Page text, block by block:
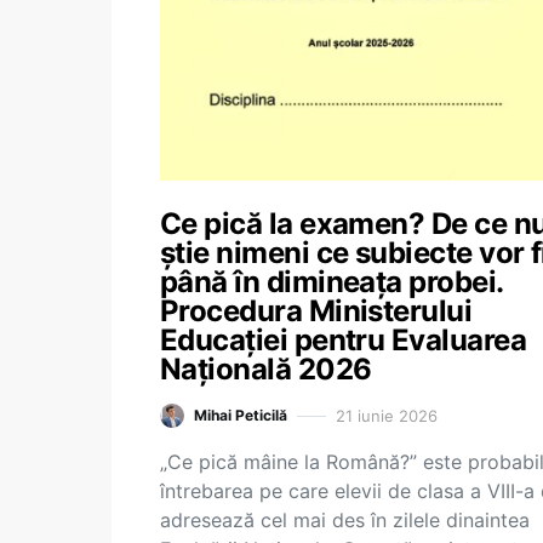
Ce pică la examen? De ce
știe nimeni ce subiecte vor
până în dimineața probei.
Procedura Ministerului
Educației pentru Evaluarea
Națională 2026
Mihai Peticilă 21 iunie 2026
„Ce pică mâine la Română?” este probabil
întrebarea pe care elevii de clasa a VIII-a
adresează cel mai des în zilele dinaintea